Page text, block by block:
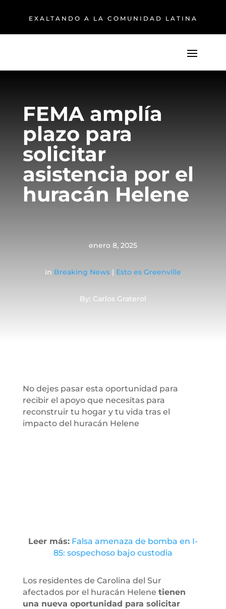
EXALTANDO A LA COMUNIDAD LATINA
FEMA amplía
plazo para
solicitar
asistencia por el
huracán Helene
enero 8, 2025
in Breaking News| Esto es Greenville
By: Carlos Graterol
No dejes pasar esta oportunidad para
recibir el apoyo que necesitas para
reconstruir tu hogar y tu vida tras el
impacto del huracán Helene
Leer más: Falsa amenaza de bomba en I-
85: sospechoso bajo custodia
Los residentes de Carolina del Sur
afectados por el huracán Helene tienen
una nueva oportunidad para solicitar